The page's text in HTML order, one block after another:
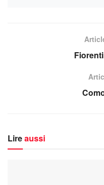
Lireaussi